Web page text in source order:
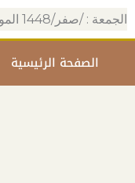
تخطي
المحتوى
الجمعة : /صفر/1448 الموافق : 31 من شهر أغسطس لعام 2026
الصفحة الرئيسية